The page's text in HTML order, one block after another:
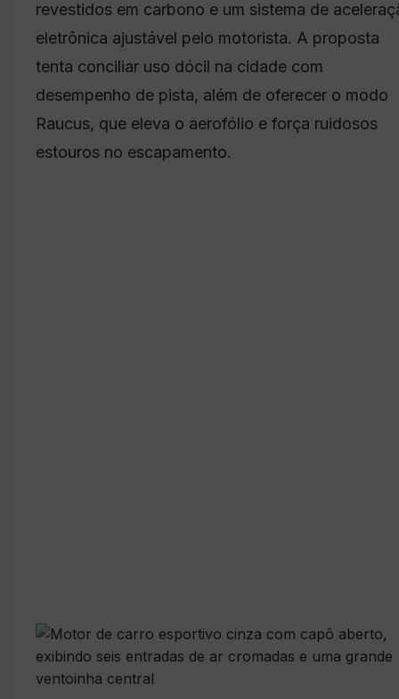
revestidos em carbono e um sistema de
eletrônica ajustável pelo motorista. A proposta
tenta conciliar uso dócil na cidade com
desempenho de pista, além de oferecer o modo
Raucus, que eleva o aerofólio e força ruidosos
estouros no escapamento.